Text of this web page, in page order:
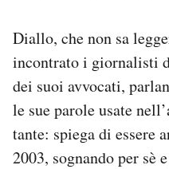
Area Personale
Newsletter
Hai bisogno di aiuto?
Esci
Diallo, che non sa
incontrato i giornalisti
dei suoi avvocati,
le sue parole usate
tante: spiega di essere
2003, sognando per sè